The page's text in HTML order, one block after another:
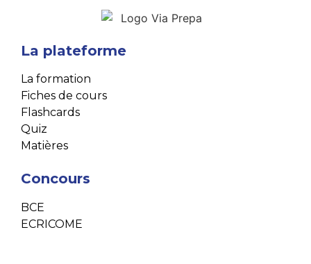
La plateforme
La formation
Fiches de cours
Flashcards
Quiz
Matières
Concours
BCE
ECRICOME